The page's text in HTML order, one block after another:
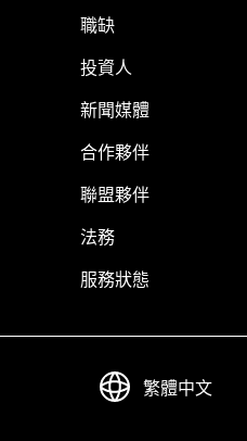
職缺
投資人
新聞媒體
合作夥伴
聯盟夥伴
法務
服務狀態